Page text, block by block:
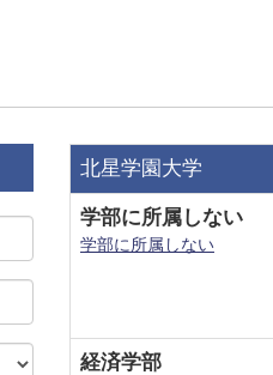
北星学園大学
学部に所属しない
学部に所属しない
経済学部